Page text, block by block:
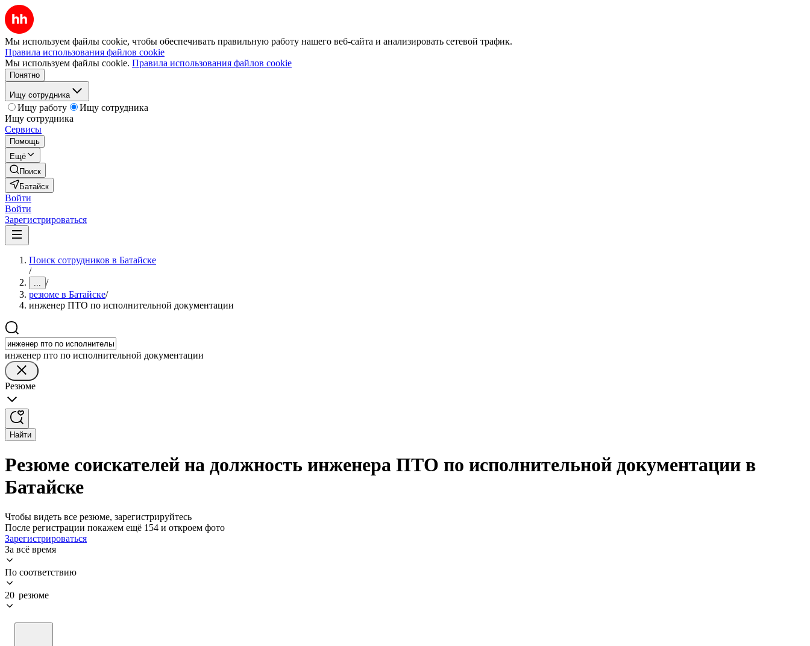
Мы используем файлы cookie, чтобы обеспечивать правильную работу нашего веб-сайта и анализировать сетевой трафик.
Правила использования файлов cookie
Мы используем файлы cookie. Правила использования файлов cookie
Понятно
Ищу сотрудника
Ищу работу
Ищу сотрудника
Ищу сотрудника
Сервисы
Помощь
Ещё
Поиск
Батайск
Войти
Войти
Зарегистрироваться
Поиск сотрудников в Батайске
/
... /
резюме в Батайске/
инженер ПТО по исполнительной документации
инженер пто по исполнительной документации
Резюме
Найти
Резюме соискателей на должность инженера ПТО по исполнительной документации в
Батайске
Чтобы видеть все резюме, зарегистрируйтесь
После регистрации покажем ещё 154 и откроем фото
Зарегистрироваться
За всё время
По соответствию
20 резюме